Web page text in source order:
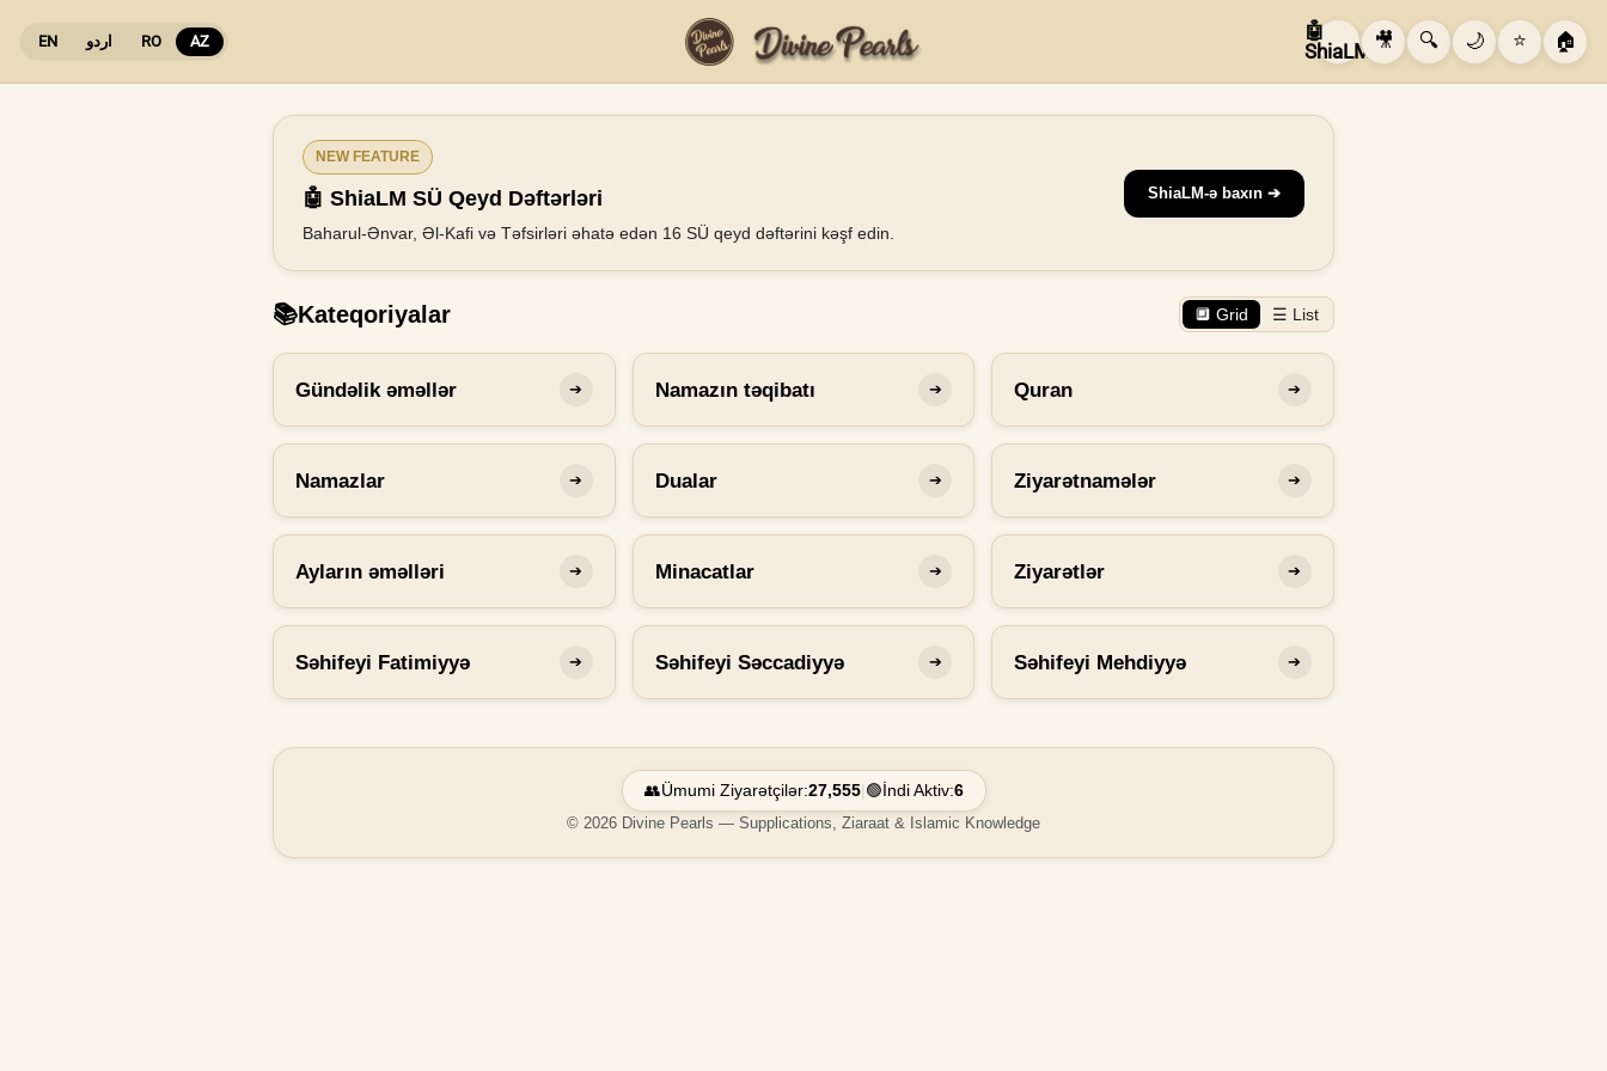
EN اردو RO AZ
🤖
ShiaLM 🎥 🔍 🌙 ⭐ 🏠
NEW FEATURE
🤖 ShiaLM SÜ Qeyd Dəftərləri
Baharul-Ənvar, Əl-Kafi və Təfsirləri əhatə edən 16 SÜ qeyd dəftərini kəşf edin.
ShiaLM-ə baxın ➔
📚Kateqoriyalar 🔲 Grid ☰ List
Gündəlik əməllər ➔ Namazın təqibatı ➔ Quran ➔
Namazlar ➔ Dualar ➔ Ziyarətnamələr ➔
Ayların əməlləri ➔ Minacatlar ➔ Ziyarətlər ➔
Səhifeyi Fatimiyyə ➔ Səhifeyi Səccadiyyə ➔ Səhifeyi Mehdiyyə ➔
👥Ümumi Ziyarətçilər:27,555| 🟢 İndi Aktiv:6
© 2026 Divine Pearls — Supplications, Ziaraat & Islamic Knowledge